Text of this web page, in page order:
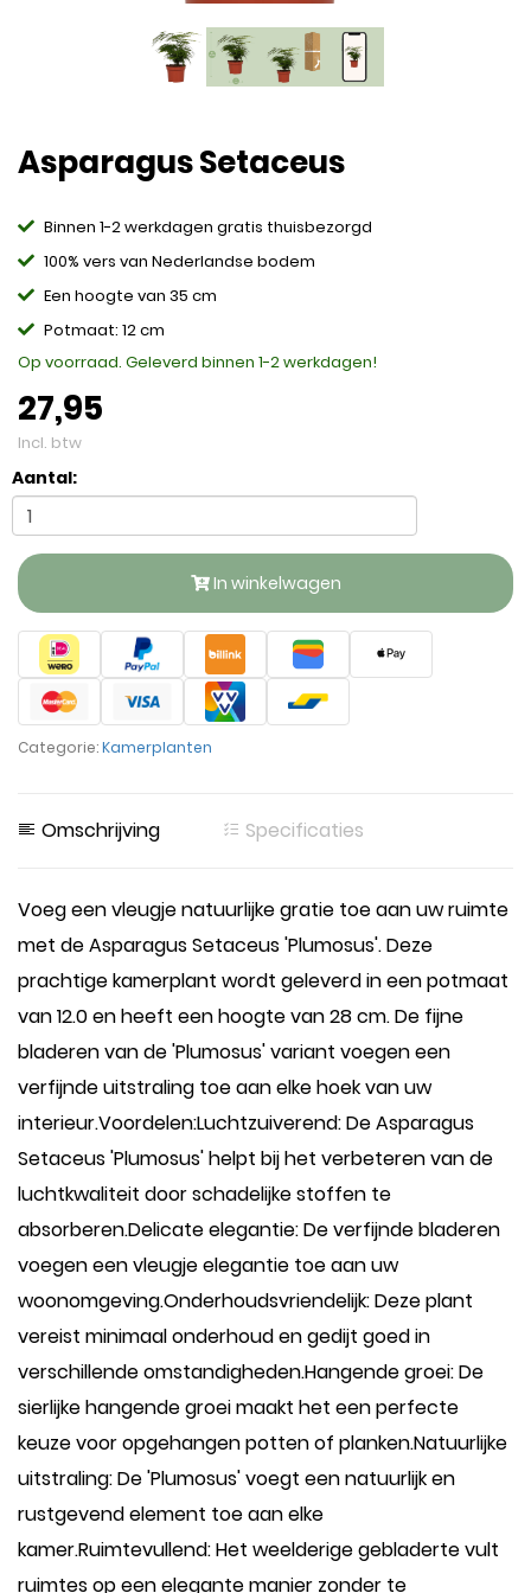
Asparagus Setaceus
Binnen 1-2 werkdagen gratis thuisbezorgd
100% vers van Nederlandse bodem
Een hoogte van 35 cm
Potmaat: 12 cm
Op voorraad. Geleverd binnen 1-2 werkdagen!
27,95
Incl. btw
Aantal:
In winkelwagen
Categorie:Kamerplanten
Omschrijving Specificaties
Voeg een vleugje natuurlijke gratie toe aan uw ruimte
met de Asparagus Setaceus 'Plumosus'. Deze
prachtige kamerplant wordt geleverd in een potmaat
van 12.0 en heeft een hoogte van 28 cm. De fijne
bladeren van de 'Plumosus' variant voegen een
verfijnde uitstraling toe aan elke hoek van uw
interieur.Voordelen:Luchtzuiverend: De Asparagus
Setaceus 'Plumosus' helpt bij het verbeteren van de
luchtkwaliteit door schadelijke stoffen te
absorberen.Delicate elegantie: De verfijnde bladeren
voegen een vleugje elegantie toe aan uw
woonomgeving.Onderhoudsvriendelijk: Deze plant
vereist minimaal onderhoud en gedijt goed in
verschillende omstandigheden.Hangende groei: De
sierlijke hangende groei maakt het een perfecte
keuze voor opgehangen potten of planken.Natuurlijke
uitstraling: De 'Plumosus' voegt een natuurlijk en
rustgevend element toe aan elke
kamer.Ruimtevullend: Het weelderige gebladerte vult
ruimtes op een elegante manier zonder te